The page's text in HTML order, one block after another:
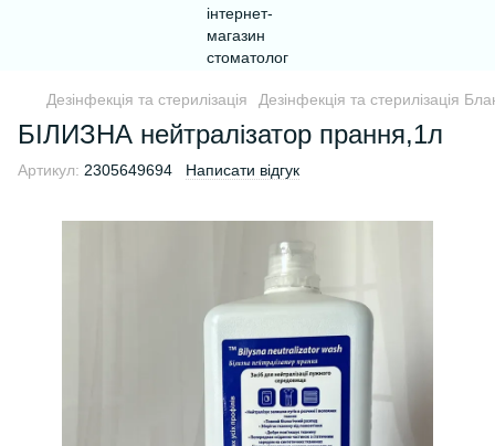
Дезінфекція та стерилізація Дезінфекція та стерилізація
БІЛИЗНА нейтралізатор прання,1л
Артикул: 2305649694 Написати відгук